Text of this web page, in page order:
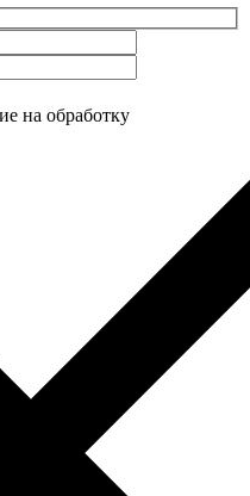
на обработку